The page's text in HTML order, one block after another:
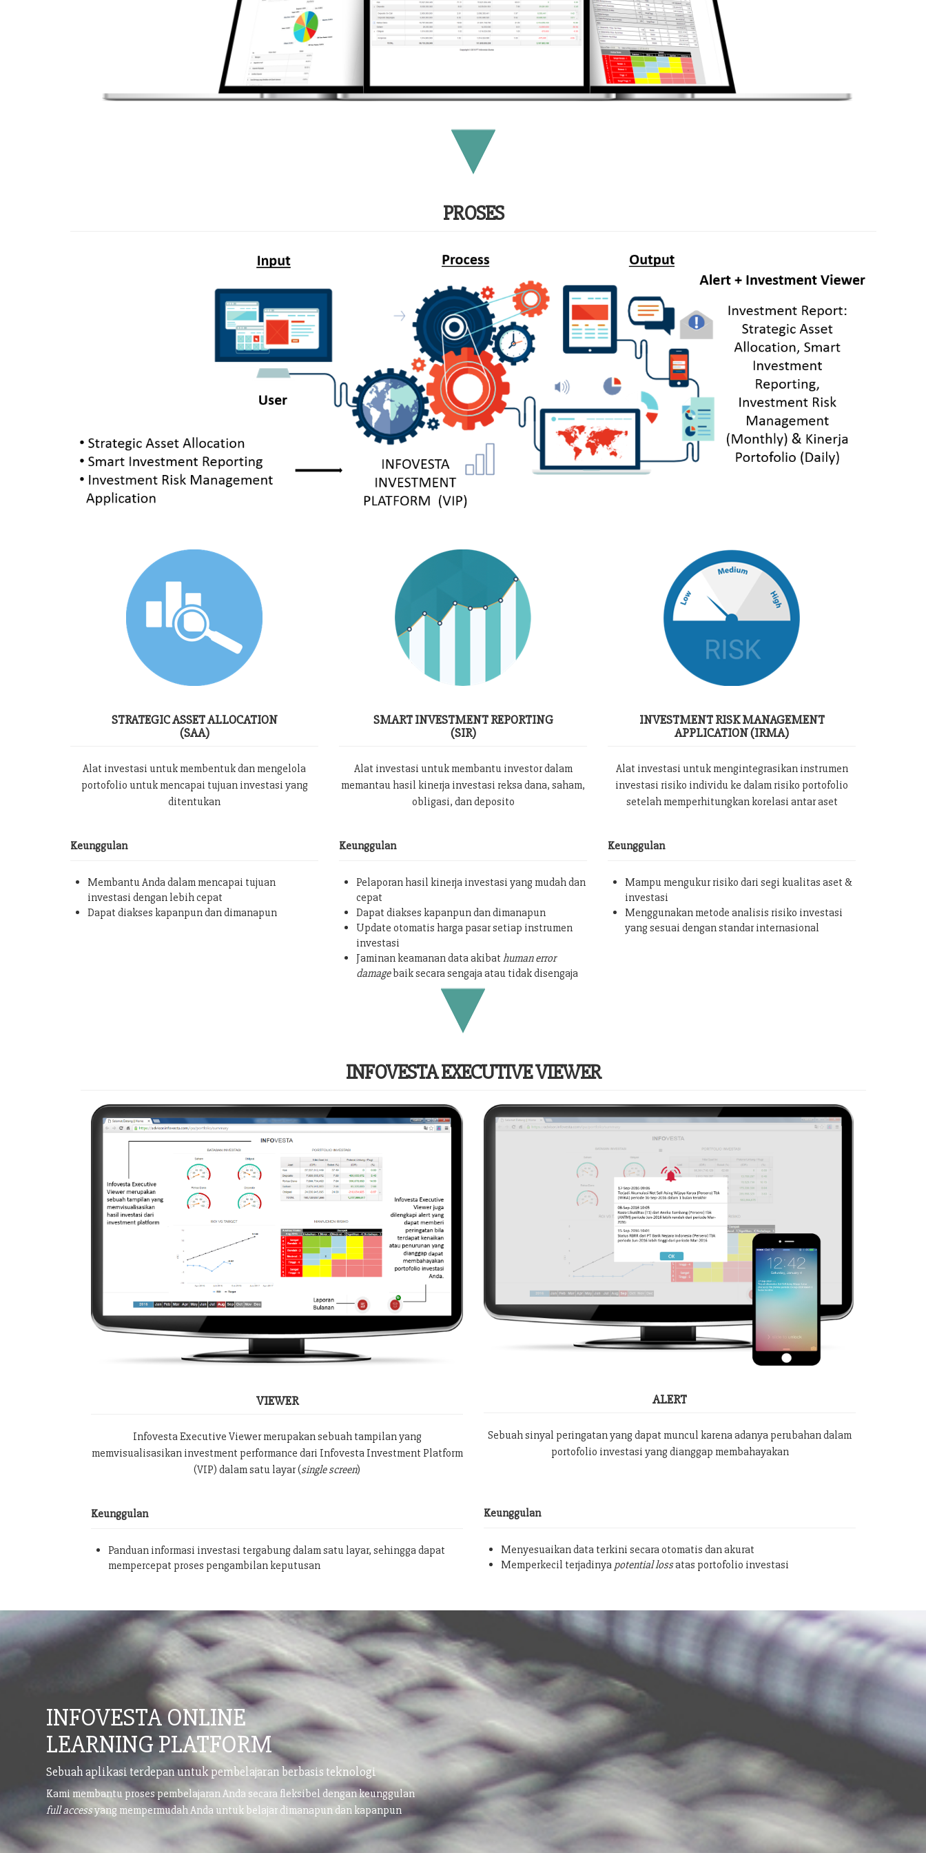
PROSES
STRATEGIC ASSET ALLOCATION
(SAA)
Alat investasi untuk membentuk dan mengelola
portofolio untuk mencapai tujuan investasi yang
ditentukan
Keunggulan
Membantu Anda dalam mencapai tujuan
investasi dengan lebih cepat
Dapat diakses kapanpun dan dimanapun
SMART INVESTMENT REPORTING
(SIR)
Alat investasi untuk membantu investor dalam
memantau hasil kinerja investasi reksa dana, saham,
obligasi, dan deposito
Keunggulan
Pelaporan hasil kinerja investasi yang mudah dan
cepat
Dapat diakses kapanpun dan dimanapun
Update otomatis harga pasar setiap instrumen
investasi
Jaminan keamanan data akibat human error
damagebaik secara sengaja atau tidak disengaja
INVESTMENT RISK MANAGEMENT
APPLICATION (IRMA)
Alat investasi untuk mengintegrasikan instrumen
investasi risiko individu ke dalam risiko portofolio
setelah memperhitungkan korelasi antar aset
Keunggulan
Mampu mengukur risiko dari segi kualitas aset &
investasi
Menggunakan metode analisis risiko investasi
yang sesuai dengan standar internasional
INFOVESTA EXECUTIVE VIEWER
VIEWER
Infovesta Executive Viewer merupakan sebuah tampilan yang
memvisualisasikan investment performance dari Infovesta Investment Platform
(VIP) dalam satu layar (single screen)
Keunggulan
Panduan informasi investasi tergabung dalam satu layar, sehingga dapat
mempercepat proses pengambilan keputusan
ALERT
Sebuah sinyal peringatan yang dapat muncul karena adanya perubahan dalam
portofolio investasi yang dianggap membahayakan
Keunggulan
Menyesuaikan data terkini secara otomatis dan akurat
Memperkecil terjadinya potential lossatas portofolio investasi
INFOVESTA ONLINE
LEARNING PLATFORM
Sebuah aplikasi terdepan untuk pembelajaran berbasis teknologi
Kami membantu proses pembelajaran Anda secara fleksibel dengan keunggulan
full accessyang mempermudah Anda untuk belajar dimanapun dan kapanpun